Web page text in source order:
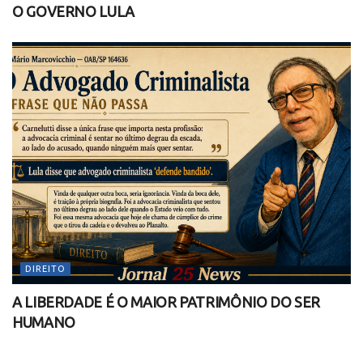
O GOVERNO LULA
DIREITO
A LIBERDADE É O MAIOR PATRIMÔNIO DO SER
HUMANO